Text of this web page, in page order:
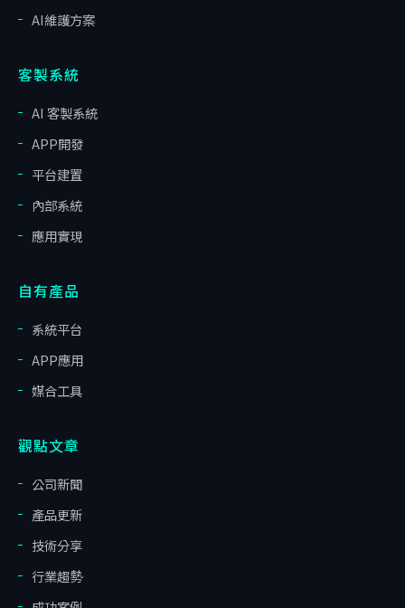
AI維護方案
客製系統
AI 客製系統
APP開發
平台建置
內部系統
應用實現
自有產品
系統平台
APP應用
媒合工具
觀點文章
公司新聞
產品更新
技術分享
行業趨勢